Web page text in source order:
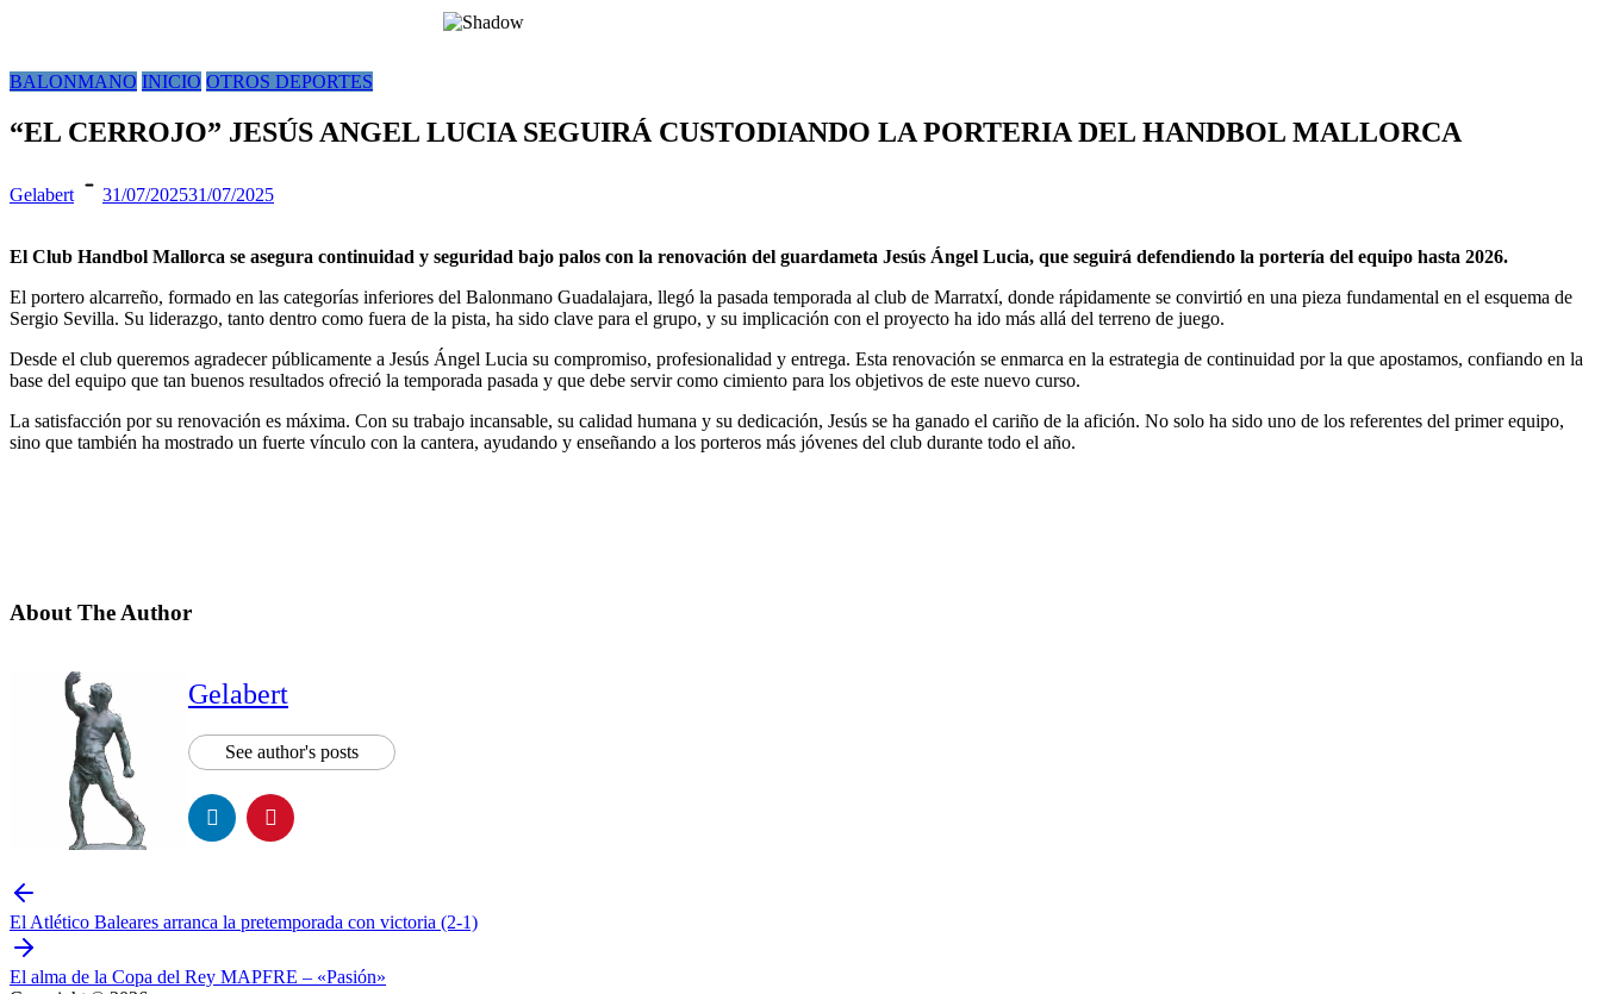
BALONMANO INICIO OTROS DEPORTES
“EL CERROJO” JESÚS ANGEL LUCIA SEGUIRÁ CUSTODIANDO LA PORTERIA DEL HANDBOL MALLORCA
Gelabert 31/07/202531/07/2025
El Club Handbol Mallorca se asegura continuidad y seguridad bajo palos con la renovación del guardameta Jesús Ángel Lucia, que seguirá defendiendo la portería del equipo hasta 2026.
El portero alcarreño, formado en las categorías inferiores del Balonmano Guadalajara, llegó la pasada temporada al club de Marratxí, donde rápidamente se convirtió en una pieza fundamental en el esquema de
Sergio Sevilla. Su liderazgo, tanto dentro como fuera de la pista, ha sido clave para el grupo, y su implicación con el proyecto ha ido más allá del terreno de juego.
Desde el club queremos agradecer públicamente a Jesús Ángel Lucia su compromiso, profesionalidad y entrega. Esta renovación se enmarca en la estrategia de continuidad por la que apostamos, confiando en la
base del equipo que tan buenos resultados ofreció la temporada pasada y que debe servir como cimiento para los objetivos de este nuevo curso.
La satisfacción por su renovación es máxima. Con su trabajo incansable, su calidad humana y su dedicación, Jesús se ha ganado el cariño de la afición. No solo ha sido uno de los referentes del primer equipo,
sino que también ha mostrado un fuerte vínculo con la cantera, ayudando y enseñando a los porteros más jóvenes del club durante todo el año.
About The Author
Gelabert
See author's posts
El Atlético Baleares arranca la pretemporada con victoria (2-1)
El alma de la Copa del Rey MAPFRE – «Pasión»